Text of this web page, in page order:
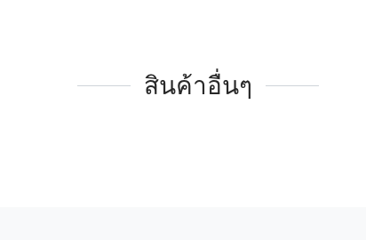
สินค้าอื่นๆ